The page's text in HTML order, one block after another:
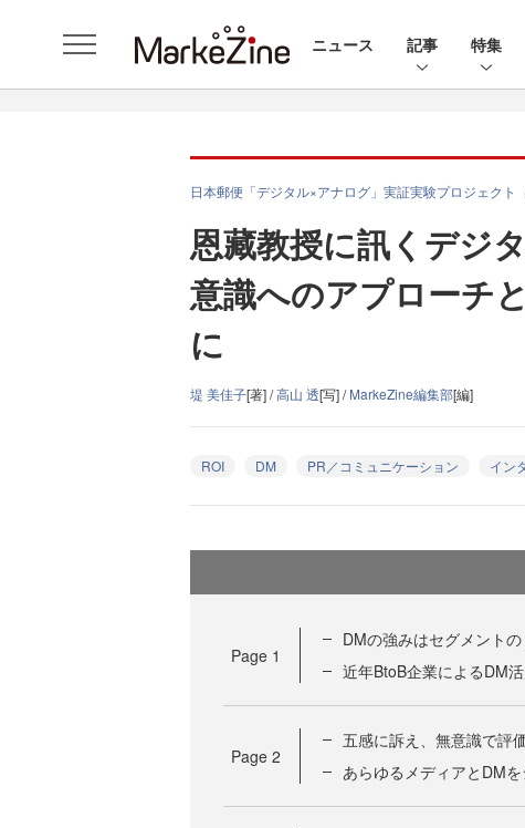
ニュース 記事 特集
日本郵便「デジタル×アナログ」実証実験プロジェクト
恩藏教授に訊くデジ
意識へのアプローチ
に
堤 美佳子[著] /高山 透[写] /MarkeZine編集部[編]
ROI DM PR／コミュニケーション イン
Page 1
DMの強みはセグメントの
近年BtoB企業によるDM
Page 2
五感に訴え、無意識で評
あらゆるメディアとDM